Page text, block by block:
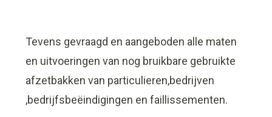
Tevens gevraagd en aangeboden alle maten
en uitvoeringen van nog bruikbare gebruikte
afzetbakken van particulieren,bedrijven
,bedrijfsbeëindigingen en faillissementen.